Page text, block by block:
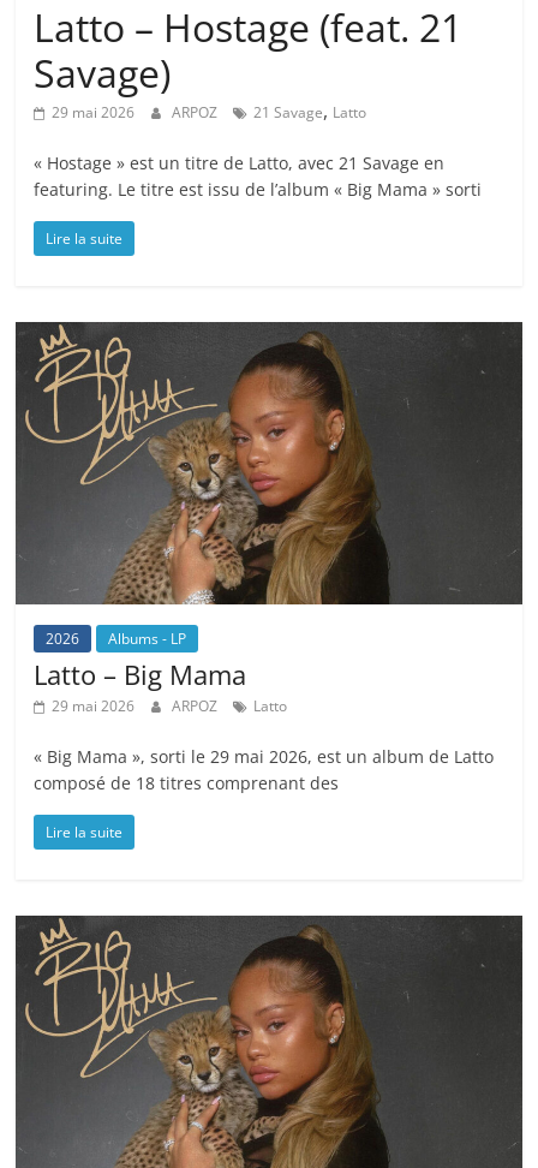
Latto – Hostage (feat. 21
Savage)
29 mai 2026 ARPOZ 21 Savage, Latto
« Hostage » est un titre de Latto, avec 21 Savage en
featuring. Le titre est issu de l’album « Big Mama » sorti
Lire la suite
2026 Albums - LP
Latto – Big Mama
29 mai 2026 ARPOZ Latto
« Big Mama », sorti le 29 mai 2026, est un album de Latto
composé de 18 titres comprenant des
Lire la suite